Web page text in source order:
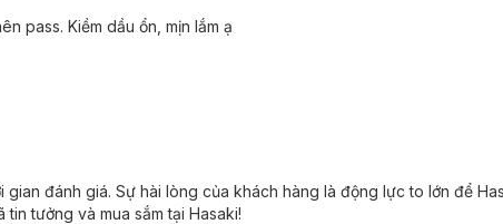
pass. Kiềm dầu ổn, mịn lắm ạ
đánh giá. Sự hài lòng của khách hàng là động lực to lớn để
tưởng và mua sắm tại Hasaki!